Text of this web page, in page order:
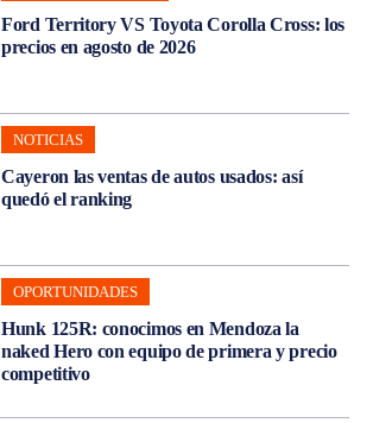
Ford Territory VS Toyota Corolla Cross: los
precios en agosto de 2026
NOTICIAS
Cayeron las ventas de autos usados: así
quedó el ranking
OPORTUNIDADES
Hunk 125R: conocimos en Mendoza la
naked Hero con equipo de primera y precio
competitivo